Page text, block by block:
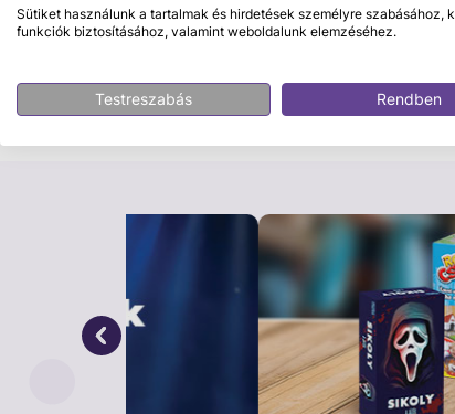
Pancsolj együtt vidám, sárga
sárga gumiból készült kiskacsákat
fürdést, együtt pancsolhatsz velük, a
is bátran használhatod. A kacsák
Sütiket használunk a tartalmak és hirdetések személyre szabásához,
funkciók biztosításához, valamint weboldalunk elemzéséhez.
Testreszabás Rendben